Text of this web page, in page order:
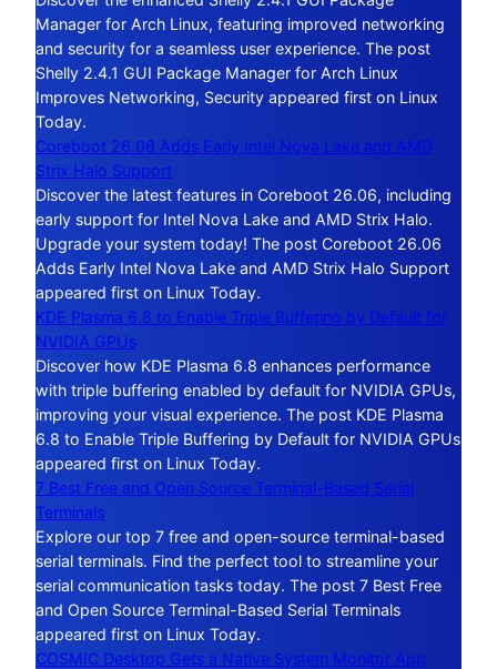
Manager for Arch Linux, featuring improved networking
and security for a seamless user experience. The post
Shelly 2.4.1 GUI Package Manager for Arch Linux
Improves Networking, Security appeared first on Linux
Today.
Coreboot 26.06 Adds Early Intel Nova Lake and AMD
Strix Halo Support
Discover the latest features in Coreboot 26.06, including
early support for Intel Nova Lake and AMD Strix Halo.
Upgrade your system today! The post Coreboot 26.06
Adds Early Intel Nova Lake and AMD Strix Halo Support
appeared first on Linux Today.
KDE Plasma 6.8 to Enable Triple Buffering by Default for
NVIDIA GPUs
Discover how KDE Plasma 6.8 enhances performance
with triple buffering enabled by default for NVIDIA GPUs,
improving your visual experience. The post KDE Plasma
6.8 to Enable Triple Buffering by Default for NVIDIA GPUs
appeared first on Linux Today.
7 Best Free and Open Source Terminal-Based Serial
Terminals
Explore our top 7 free and open-source terminal-based
serial terminals. Find the perfect tool to streamline your
serial communication tasks today. The post 7 Best Free
and Open Source Terminal-Based Serial Terminals
appeared first on Linux Today.
COSMIC Desktop Gets a Native System Monitor App